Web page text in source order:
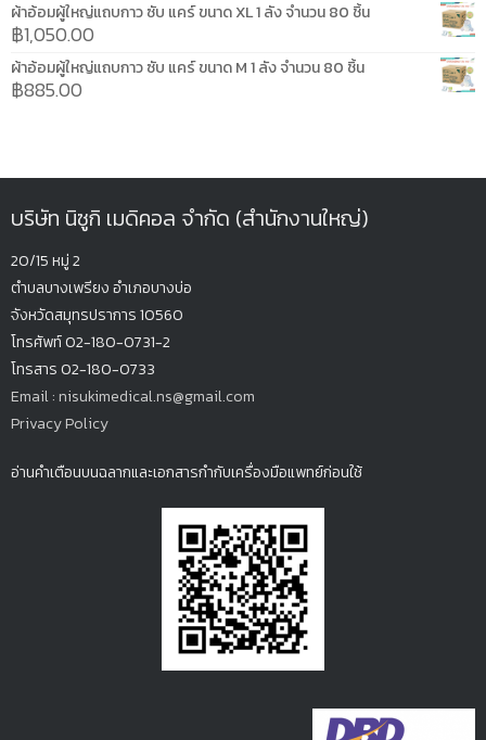
ผ้าอ้อมผู้ใหญ่แถบกาว ซับ แคร์ ขนาด XL 1 ลัง จำนวน 80 ชิ้น
฿1,050.00
ผ้าอ้อมผู้ใหญ่แถบกาว ซับ แคร์ ขนาด M 1 ลัง จำนวน 80 ชิ้น
฿885.00
บริษัท นิซูกิ เมดิคอล จำกัด (สำนักงานใหญ่)
20/15 หมู่ 2
ตำบลบางเพรียงอำเภอบางบ่อ
จังหวัดสมุทรปราการ 10560
โทรศัพท์ 02-180-0731-2
โทรสาร 02-180-0733
Email : nisukimedical.ns@gmail.com
Privacy Policy
อ่านคำเตือนบนฉลากและเอกสารกำกับเครื่องมือแพทย์ก่อนใช้